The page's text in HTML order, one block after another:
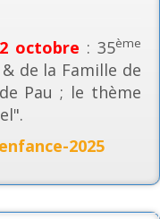
octobre : 35ème
de la Famille de
Pau ; le thème
2025